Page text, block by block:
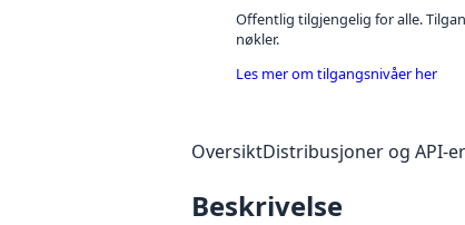
Offentlig tilgjengelig for alle.
nøkler.
Les mer om tilgangsnivåer her
OversiktDistribusjoner og API-er
Beskrivelse